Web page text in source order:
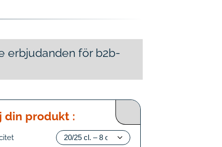
erbjudanden för b2b-
din produkt :